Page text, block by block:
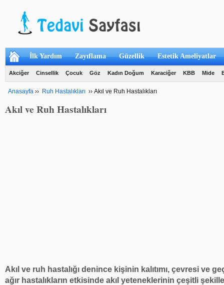
İlk Yardım Zayıflama Güzellik Estetik Ameliyatlar
Akciğer Cinsellik Çocuk Göz Kadın Doğum Karaciğer KBB Mide
Anasayfa ›› Ruh Hastalıkları ›› Akıl ve Ruh Hastalıkları
Akıl ve Ruh Hastalıkları
Akıl ve ruh hastalığı denince kişinin kalıtımı, çevresi ve
ağır hastalıkların etkisinde akıl yeteneklerinin çeşitli